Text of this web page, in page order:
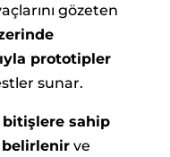
gözeten
prototipler
sunar.
bitişlere sahip
ve